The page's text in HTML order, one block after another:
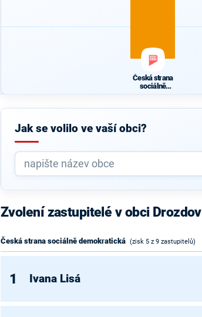
Česká strana
sociálně
Jak se volilo ve vaší obci?
Zvolení zastupitelé v obci Drozdov
Česká strana sociálně demokratická (zisk 5 z 9 zastupitelů)
1 Ivana Lisá